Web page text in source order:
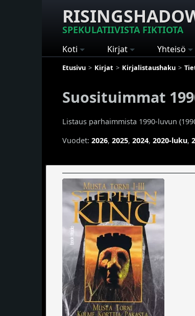
SPEKULATIIVISTA FIKTIOTA
Koti Kirjat Yhteisö
Etusivu Kirjat Kirjalistaushaku
Suosituimmat
Listaus parhaimmista 1990-luvun
Vuodet: 2026, 2025, 2024, 2020-luku,